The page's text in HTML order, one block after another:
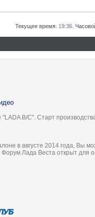
Текущее время: 19:36 .
B/C". Старт
в августе 2014 года, Вы
Форум Лада Веста открыт